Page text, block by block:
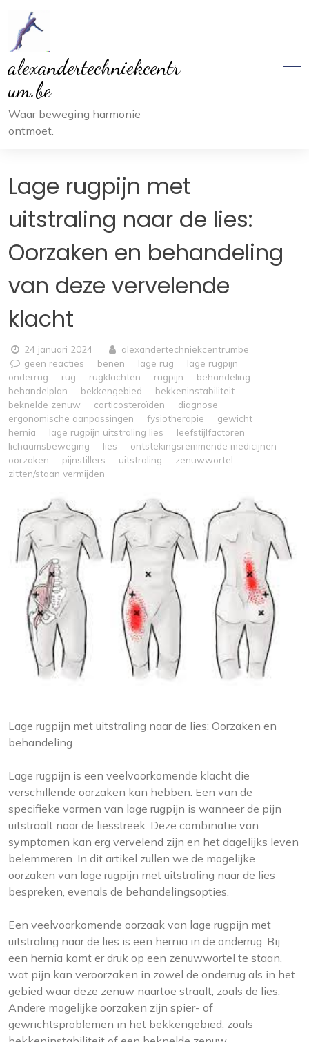
inhoud
alexandertechniekcentr
um.be
Waar beweging harmonie
ontmoet.
Lage rugpijn met
uitstraling naar de lies:
Oorzaken en behandeling
van deze vervelende
klacht
24 januari 2024
alexandertechniekcentrumbe
geen reacties
benen lage rug
lage rugpijn
onderrug
rug rugklachten rugpijn
behandeling
behandelplan
bekkengebied
bekkeninstabiliteit
beknelde zenuw
corticosteroïden
diagnose
ergonomische aanpassingen
fysiotherapie
gewicht
hernia
lage rugpijn uitstraling lies
leefstijlfactoren
lichaamsbeweging
lies
ontstekingsremmende medicijnen
oorzaken
pijnstillers uitstraling
zenuwwortel
zitten/staan vermijden
Lage rugpijn met uitstraling naar de lies: Oorzaken en
behandeling
Lage rugpijn is een veelvoorkomende klacht die
verschillende oorzaken kan hebben. Een van de
specifieke vormen van lage rugpijn is wanneer de pijn
uitstraalt naar de liesstreek. Deze combinatie van
symptomen kan erg vervelend zijn en het dagelijks leven
belemmeren. In dit artikel zullen we de mogelijke
oorzaken van lage rugpijn met uitstraling naar de lies
bespreken, evenals de behandelingsopties.
Een veelvoorkomende oorzaak van lage rugpijn met
uitstraling naar de lies is een hernia in de onderrug. Bij
een hernia komt er druk op een zenuwwortel te staan,
wat pijn kan veroorzaken in zowel de onderrug als in het
gebied waar deze zenuw naartoe straalt, zoals de lies.
Andere mogelijke oorzaken zijn spier- of
gewrichtsproblemen in het bekkengebied, zoals